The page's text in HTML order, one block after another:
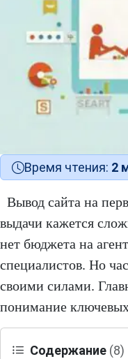
Время чтения: 2
Вывод сайта на
выдачи кажется
нет бюджета на
специалистов. Но
своими силами.
понимание
Содержание (8)